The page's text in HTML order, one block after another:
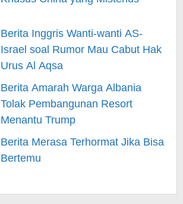
Berita Inggris Wanti-wanti AS-
Israel soal Rumor Mau Cabut Hak
Urus Al Aqsa
Berita Amarah Warga Albania
Tolak Pembangunan Resort
Menantu Trump
Berita Merasa Terhormat Jika Bisa
Bertemu